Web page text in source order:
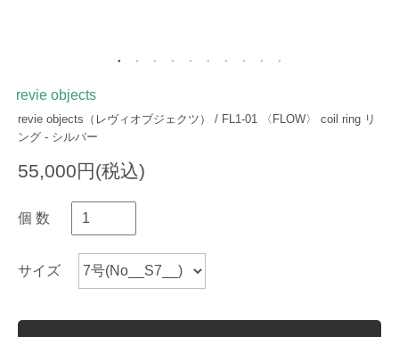
revie objects
revie objects（レヴィオブジェクツ） / FL1-01 〈FLOW〉 coil ring リ
ング - シルバー
55,000円(税込)
個 数
サイズ